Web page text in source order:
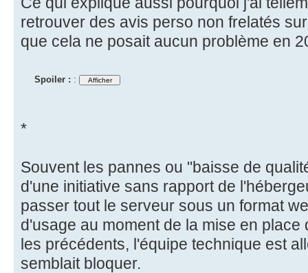
retrouver des avis perso non frelatés
que cela ne posait aucun problème en
Spoiler : :
*
Souvent les pannes ou "baisse de
d'une initiative sans rapport de
passer tout le serveur sous un format
d'usage au moment de la mise en
les précédents, l'équipe technique est
semblait bloquer.